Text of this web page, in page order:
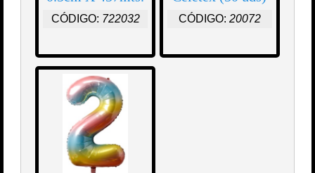
CÓDIGO: 722032 CÓDIGO: 20072